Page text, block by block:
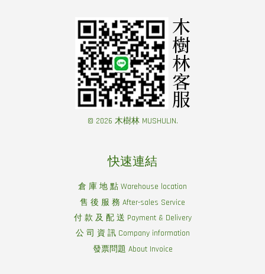
© 2026 木樹林 MUSHULIN.
快速連結
倉 庫 地 點 Warehouse location
售 後 服 務 After-sales Service
付 款 及 配 送 Payment & Delivery
公 司 資 訊 Company information
發票問題 About Invoice